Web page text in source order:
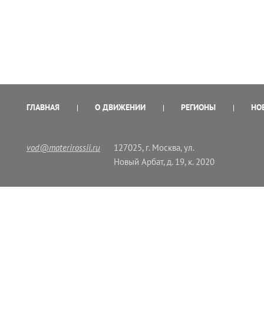
ГЛАВНАЯ О ДВИЖЕНИИ РЕГИОНЫ
vod@materirossii.ru
127025, г. Москва, ул.
Новый Арбат, д. 19, к. 2020